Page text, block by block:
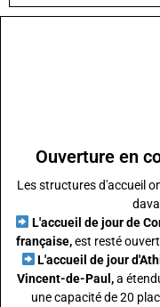
Ouverture en
Les structures d'accueil
L'accueil de jour de
française,est resté
L'accueil de jour
Vincent-de-Paul,a
une capacité de 20